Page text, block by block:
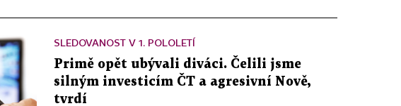
SLEDOVANOST V 1. POLOLETÍ
Primě opět ubývali diváci. Čelili jsme
silným investicím ČT a agresivní Nově,
tvrdí